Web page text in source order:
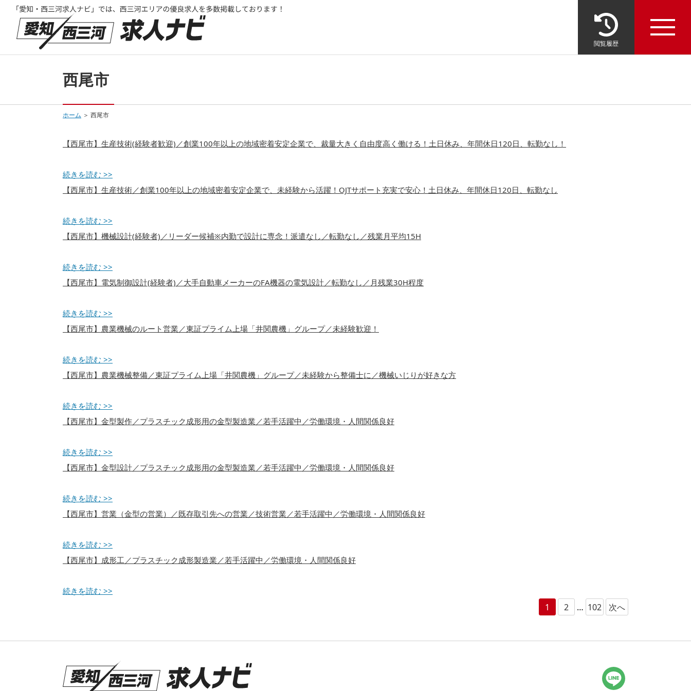
閲覧履歴
西尾市
ホーム ＞ 西尾市
【西尾市】生産技術(経験者歓迎)／創業100年以上の地域密着安定企業で、裁量大きく自由度高く働ける！土日休み、年間休日120日、転勤なし！
続きを読む >>
【西尾市】生産技術／創業100年以上の地域密着安定企業で、未経験から活躍！OJTサポート充実で安心！土日休み、年間休日120日、転勤なし
続きを読む >>
【西尾市】機械設計(経験者)／リーダー候補※内勤で設計に専念！派遣なし／転勤なし／残業月平均15H
続きを読む >>
【西尾市】電気制御設計(経験者)／大手自動車メーカーのFA機器の電気設計／転勤なし／月残業30H程度
続きを読む >>
【西尾市】農業機械のルート営業／東証プライム上場「井関農機」グループ／未経験歓迎！
続きを読む >>
【西尾市】農業機械整備／東証プライム上場「井関農機」グループ／未経験から整備士に／機械いじりが好きな方
続きを読む >>
【西尾市】金型製作／プラスチック成形用の金型製造業／若手活躍中／労働環境・人間関係良好
続きを読む >>
【西尾市】金型設計／プラスチック成形用の金型製造業／若手活躍中／労働環境・人間関係良好
続きを読む >>
【西尾市】営業（金型の営業）／既存取引先への営業／技術営業／若手活躍中／労働環境・人間関係良好
続きを読む >>
【西尾市】成形工／プラスチック成形製造業／若手活躍中／労働環境・人間関係良好
続きを読む >>
1 2 … 102 次へ